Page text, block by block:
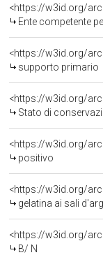
<https://w3id.org/
Ente competente
supporto primario
Stato di
positivo
<https://w3id.org/
gelatina ai sali
<https://w3id.org/
B/ N